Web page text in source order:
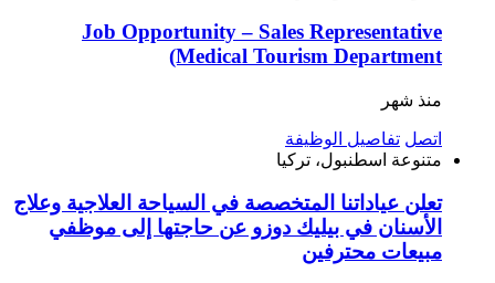
Job Opportunity – Sales Representative
(Medical Tourism Department
منذ شهر
اتصل تفاصيل الوظيفة
متنوعة اسطنبول، تركيا
تعلن عياداتنا المتخصصة في السياحة العلاجية وعلاج
الأسنان في بيليك دوزو عن حاجتها إلى موظفي
مبيعات محترفين